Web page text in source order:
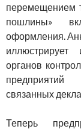
перемещением
пошлины»
оформления.
органов
предприятий
связанных
Теперь